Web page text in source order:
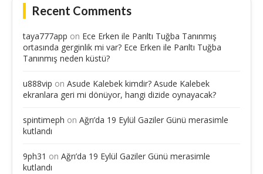
Recent Comments
taya777app on Ece Erken ile Parıltı Tuğba Tanınmış
ortasında gerginlik mi var? Ece Erken ile Parıltı Tuğba
Tanınmış neden küstü?
u888vip on Asude Kalebek kimdir? Asude Kalebek
ekranlara geri mi dönüyor, hangi dizide oynayacak?
spintimeph on Ağrı’da 19 Eylül Gaziler Günü merasimle
kutlandı
9ph31 on Ağrı’da 19 Eylül Gaziler Günü merasimle
kutlandı